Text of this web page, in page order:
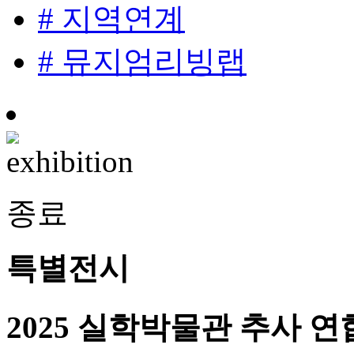
# 지역연계
# 뮤지엄리빙랩
종료
특별전시
2025 실학박물관 추사 연